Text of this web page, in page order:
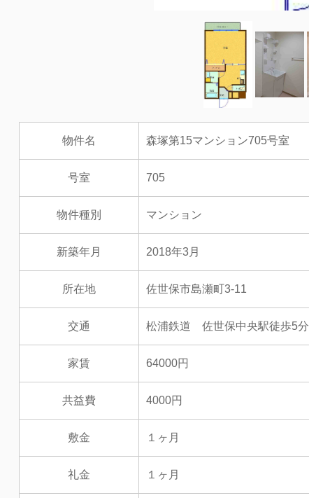
物件名 森塚第15マンション705号室
号室 705
物件種別 マンション
新築年月 2018年3月
所在地 佐世保市島瀬町3-11
交通 松浦鉄道 佐世保中央駅徒歩5分
家賃 64000円
共益費 4000円
敷金 １ヶ月
礼金 １ヶ月